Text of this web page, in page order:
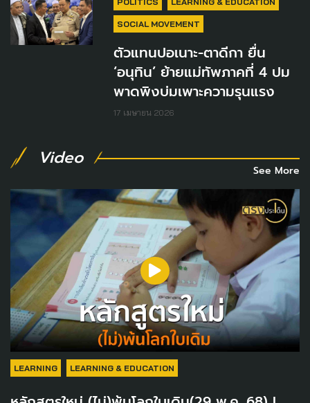
SOCIAL MOVEMENT
ตัวแทนปอเนาะ-ตาดีกา ยื่น
‘อนุทิน’ ย้ายแม่ทัพภาคที่ 4 ปม
พาดพิงบ่มเพาะความรุนแรง
17 เมษายน 2026
Video
See More
LEARNING LEARNING & EDUCATION